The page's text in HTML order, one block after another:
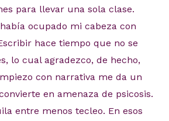
para llevar una sola clase.
ocupado mi cabeza con
hace tiempo que no se
lo cual agradezco, de hecho,
con narrativa me da un
en amenaza de psicosis.
entre menos tecleo. En esos